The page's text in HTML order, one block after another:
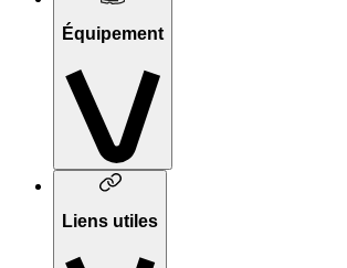
Équipement
Liens utiles